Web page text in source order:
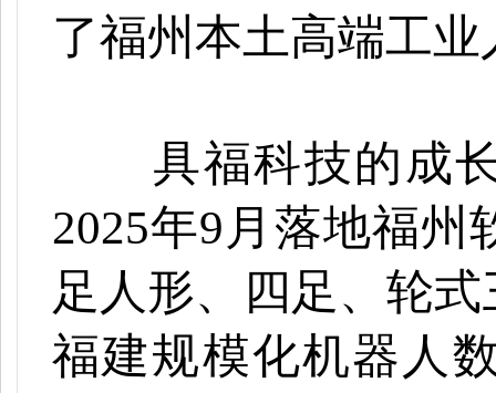
了福州本土高端工
具福科技的成长
2025年9月落地福
足人形、四足、轮
福建规模化机器人